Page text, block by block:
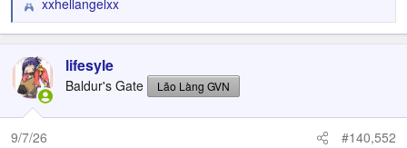
R
e
c
t
i
o
n
xxhellangelxx
lifesyle
Baldur's Gate Lão Làng GVN
9/7/26 #140,552